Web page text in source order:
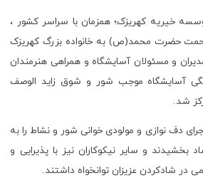
خیریه کهریزک؛ همزمان با سراسر کشور ،
حضرت محمد(ص) به خانواده بزرگ کهریزک
و مسئولان آسایشگاه و همراهی هنرمندان
آسایشگاه موجب شور و شوق زايد الوصف
شد.
دف نوازی و مولودی خوانی شور و نشاط را به
بخشیدند و سایر نیکوکاران نیز با پذیرایی و
در شادکردن عزیزان توانخواه داشتند.